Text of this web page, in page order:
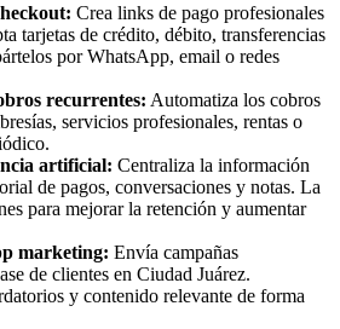
Crea links de pago profesionales
tarjetas de crédito, débito, transferencias
por WhatsApp, email o redes
recurrentes: Automatiza los cobros
servicios profesionales, rentas o
artificial: Centraliza la información
de pagos, conversaciones y notas. La
para mejorar la retención y aumentar
marketing: Envía campañas
de clientes en Ciudad Juárez.
y contenido relevante de forma